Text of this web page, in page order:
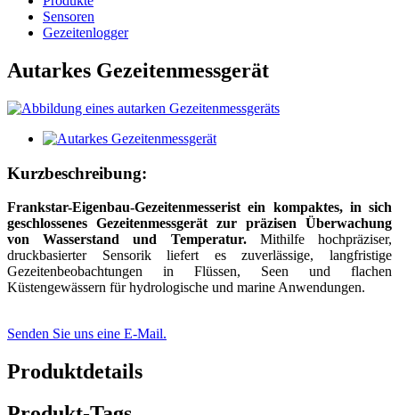
Sensoren
Gezeitenlogger
Autarkes Gezeitenmessgerät
Kurzbeschreibung:
Frankstar-Eigenbau-Gezeitenmesserist ein kompaktes, in sich
geschlossenes Gezeitenmessgerät zur präzisen Überwachung
von Wasserstand und Temperatur.
Mithilfe hochpräziser,
druckbasierter Sensorik liefert es zuverlässige, langfristige
Gezeitenbeobachtungen in Flüssen, Seen und flachen
Küstengewässern für hydrologische und marine Anwendungen.
Senden Sie uns eine E-Mail.
Produktdetails